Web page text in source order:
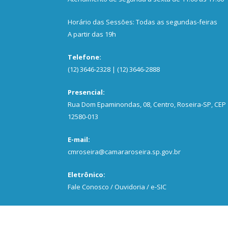
Horário das Sessões: Todas as segundas-feiras
A partir das 19h
Telefone:
(12) 3646-2328 | (12) 3646-2888
Presencial:
Rua Dom Epaminondas, 08, Centro, Roseira-SP, CEP
12580-013
E-mail:
cmroseira@camararoseira.sp.gov.br
Eletrônico:
Fale Conosco / Ouvidoria / e-SIC